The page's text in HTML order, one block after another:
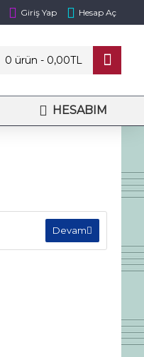
Giriş Yap Hesap Aç
0 ürün - 0,00TL
HESABIM
Devam